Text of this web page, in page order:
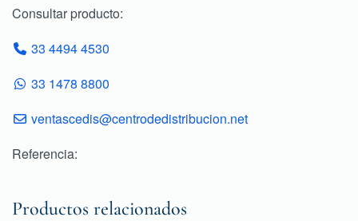
Consultar producto:
33 4494 4530
33 1478 8800
ventascedis@centrodedistribucion.net
Referencia:
Productos relacionados